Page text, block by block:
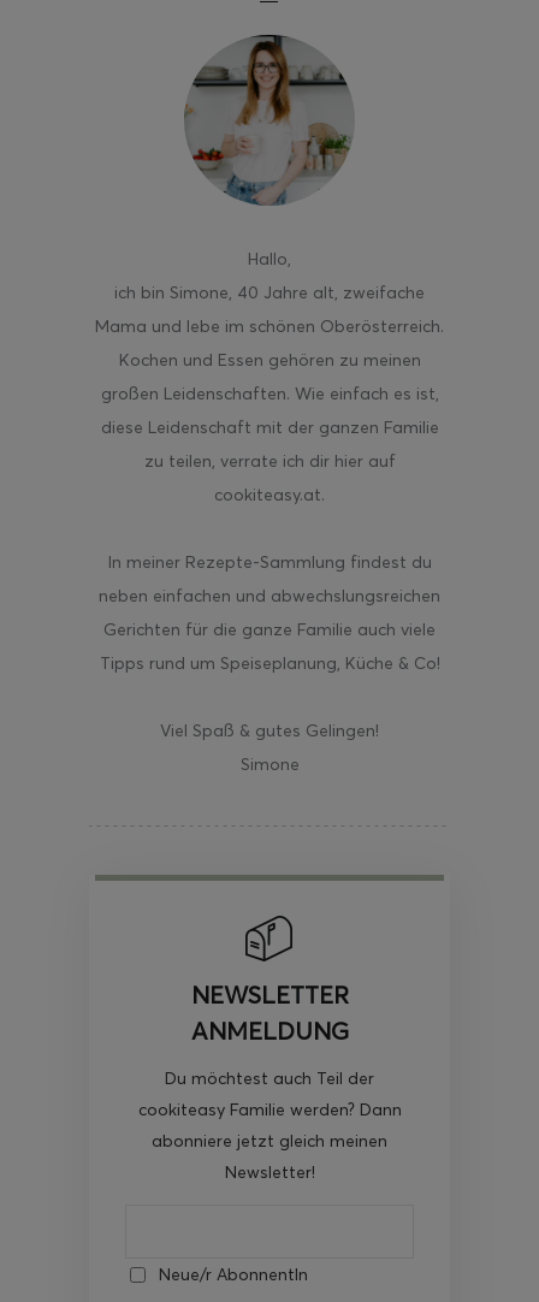
Hallo,
ich bin Simone, 40 Jahre alt, zweifache
Mama und lebe im schönen Oberösterreich.
Kochen und Essen gehören zu meinen
großen Leidenschaften. Wie einfach es ist,
diese Leidenschaft mit der ganzen Familie
zu teilen, verrate ich dir hier auf
cookiteasy.at.
In meiner Rezepte-Sammlung findest du
neben einfachen und abwechslungsreichen
Gerichten für die ganze Familie auch viele
Tipps rund um Speiseplanung, Küche & Co!
Viel Spaß & gutes Gelingen!
Simone
NEWSLETTER
ANMELDUNG
Du möchtest auch Teil der
cookiteasy Familie werden? Dann
abonniere jetzt gleich meinen
Newsletter!
Neue/r AbonnentIn